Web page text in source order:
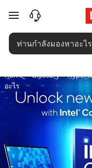
แ
ท็
H
y
e
ข้ามไปที่เนื้อหาหลัก
Home>Glossary>
อะไร